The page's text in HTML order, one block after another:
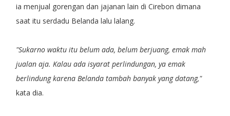
ia menjual gorengan dan jajanan lain di Cirebon dimana
saat itu serdadu Belanda lalu lalang.
"Sukarno waktu itu belum ada, belum berjuang, emak mah
jualan aja. Kalau ada isyarat perlindungan, ya emak
berlindung karena Belanda tambah banyak yang datang,"
kata dia.